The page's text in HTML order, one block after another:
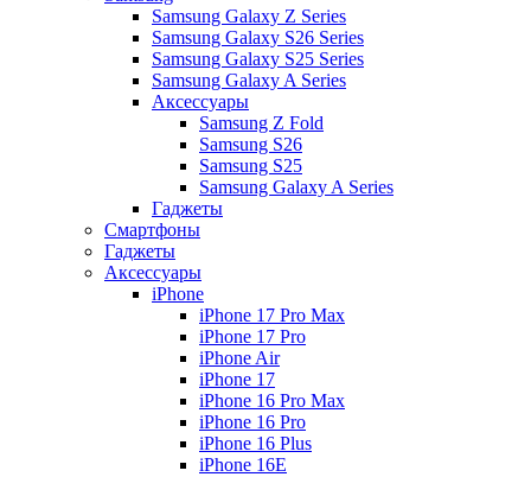
Samsung Galaxy Z Series
Samsung Galaxy S26 Series
Samsung Galaxy S25 Series
Samsung Galaxy A Series
Аксессуары
Samsung Z Fold
Samsung S26
Samsung S25
Samsung Galaxy A Series
Гаджеты
Смартфоны
Гаджеты
Аксессуары
iPhone
iPhone 17 Pro Max
iPhone 17 Pro
iPhone Air
iPhone 17
iPhone 16 Pro Max
iPhone 16 Pro
iPhone 16 Plus
iPhone 16E